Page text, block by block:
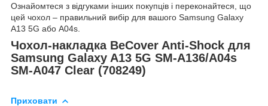
Ознайомтеся з відгуками інших покупців і переконайтеся, що
цей чохол – правильний вибір для вашого Samsung Galaxy
A13 5G або A04s.
Чохол-накладка BeCover Anti-Shock для
Samsung Galaxy A13 5G SM-A136/A04s
SM-A047 Clear (708249)
Приховати